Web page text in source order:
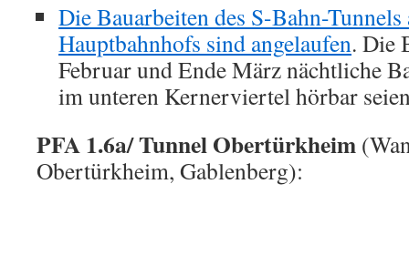
Die Bauarbeiten des S-Bahn-
Hauptbahnhofs sind angelaufen. Die
Februar und Ende März nächtliche
im unteren Kernerviertel hörbar
PFA 1.6a/ Tunnel Obertürkheim
Obertürkheim, Gablenberg):